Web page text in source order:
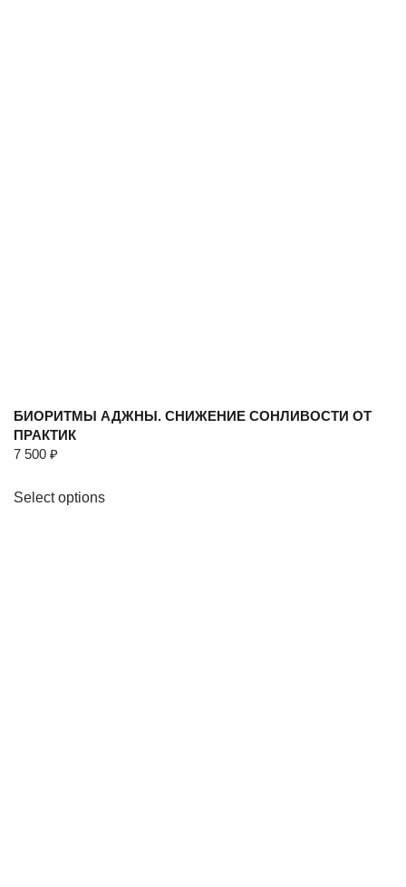
БИОРИТМЫ АДЖНЫ. СНИЖЕНИЕ СОНЛИВОСТИ ОТ
ПРАКТИК
7 500 ₽
Select options